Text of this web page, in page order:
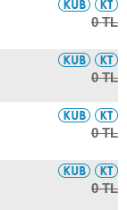
0 TL
0 TL
0 TL
0 TL